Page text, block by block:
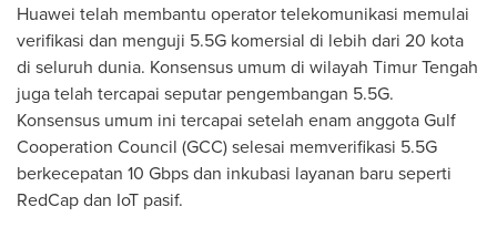
Huawei telah membantu operator telekomunikasi memulai
verifikasi dan menguji 5.5G komersial di lebih dari 20 kota
di seluruh dunia. Konsensus umum di wilayah Timur Tengah
juga telah tercapai seputar pengembangan 5.5G.
Konsensus umum ini tercapai setelah enam anggota Gulf
Cooperation Council (GCC) selesai memverifikasi 5.5G
berkecepatan 10 Gbps dan inkubasi layanan baru seperti
RedCap dan IoT pasif.